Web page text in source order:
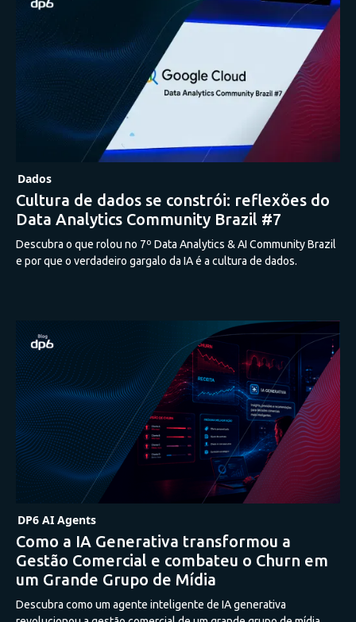
Dados
Cultura de dados se constrói: reflexões do
Data Analytics Community Brazil #7
Descubra o que rolou no 7º Data Analytics & AI Community Brazil
e por que o verdadeiro gargalo da IA é a cultura de dados.
DP6 AI Agents
Como a IA Generativa transformou a
Gestão Comercial e combateu o Churn em
um Grande Grupo de Mídia
Descubra como um agente inteligente de IA generativa